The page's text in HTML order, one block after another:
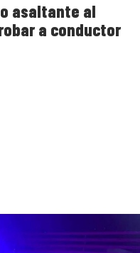
asaltante al
a conductor